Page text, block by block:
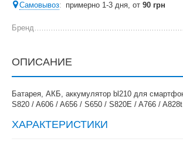
Самовывоз: примерно 1-3 дня, от90 грн
Бренд
ОПИСАНИЕ
Батарея, АКБ, аккумулятор bl210 для
S820 / A606 / A656 / S650 / S820E / A766 /
ХАРАКТЕРИСТИКИ